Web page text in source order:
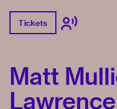
Tickets
Matt